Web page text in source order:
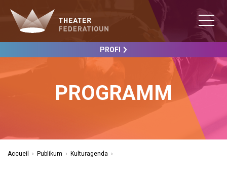
PROFI
PROGRAMM
Accueil › Publikum › Kulturagenda ›